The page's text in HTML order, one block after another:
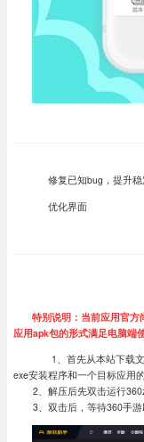
修复已知bug，提升稳
优化界面
特别说明：当前应用官
应用apk包的形式满足电脑端
1、首先从本站下载
exe安装程序和一个目标应用
2、解压后先双击运行
3、双击后，等待360手游